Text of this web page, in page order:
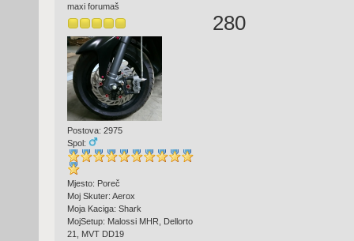
maxi forumaš
Postova: 2975
Spol:
Mjesto: Poreč
Moj Skuter: Aerox
Moja Kaciga: Shark
MojSetup: Malossi MHR, Dellorto
21, MVT DD19
280